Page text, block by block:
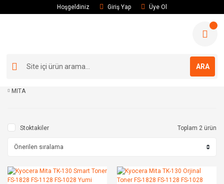
Hoşgeldiniz Giriş Yap Üye Ol
ARA
MITA
Stoktakiler Toplam 2 ürün